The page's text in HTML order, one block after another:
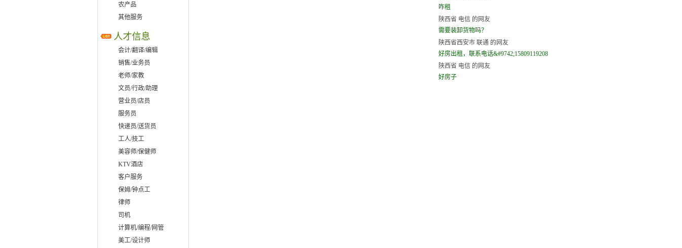
农产品
其他服务
人才信息
会计/翻译/编辑
销售/业务员
老师/家教
文员/行政/助理
营业员/店员
服务员
快递员/送货员
工人/技工
美容师/保健师
KTV酒店
客户服务
保姆/钟点工
律师
司机
计算机/编程/网管
美工/设计师
咋租
陕西省 电信 的网友
需要装卸货物吗？
陕西省西安市 联通 的网友
好房出租，联系电话&#9742;15809119208
陕西省 电信 的网友
好房子